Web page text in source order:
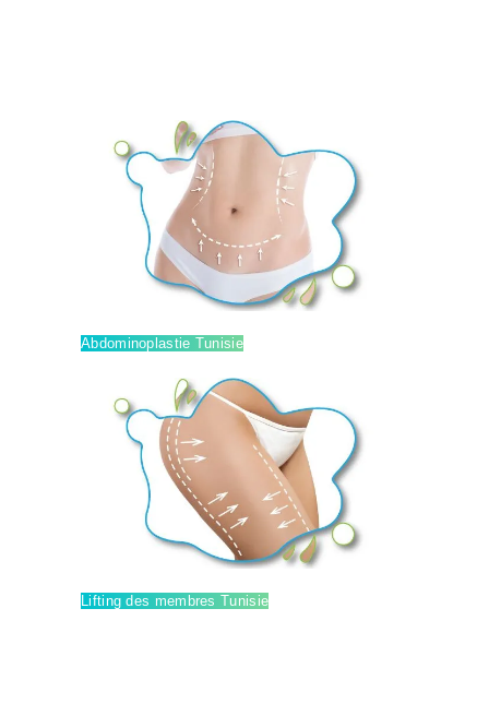
Abdominoplastie Tunisie
Lifting des membres Tunisie